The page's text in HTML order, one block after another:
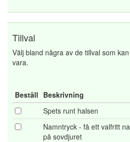
Tillval
Välj bland några av de tillval som
vara.
Beställ Beskrivning
Spets runt halsen
Namntryck - få ett valfritt
på sovdjuret